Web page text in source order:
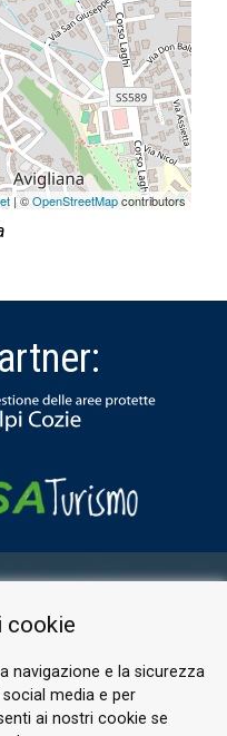
| ©OpenStreetMapcontributors
Susa
cookie
navigazione e la sicurezza
media e per
ai nostri cookie se